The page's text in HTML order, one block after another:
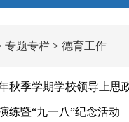
专题专栏 > 德育工作
秋季学期学校领导上思
练暨“九一八”纪念活动